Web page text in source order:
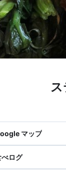
ス
マップ
べログ